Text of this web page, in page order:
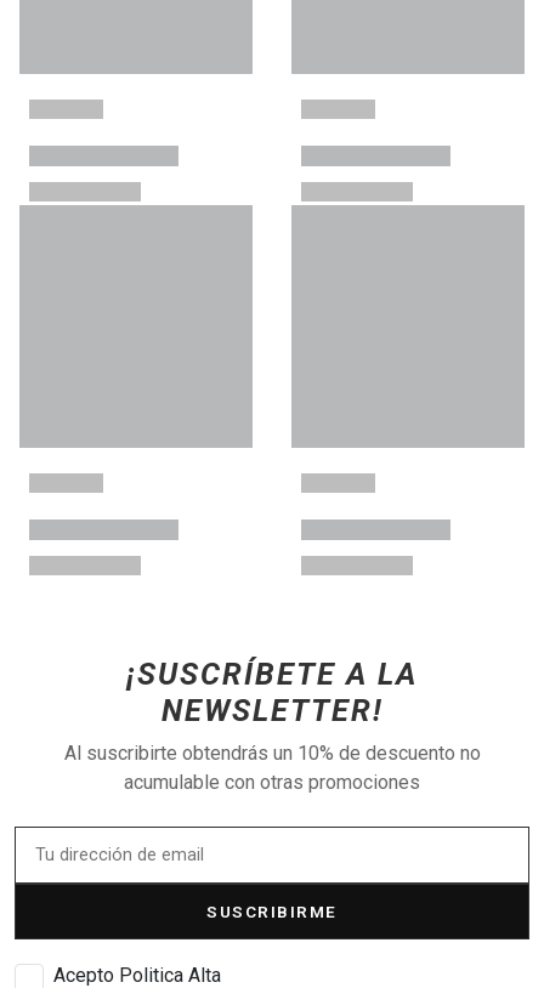
¡SUSCRÍBETE A LA
NEWSLETTER!
Al suscribirte obtendrás un 10% de descuento no
acumulable con otras promociones
SUSCRIBIRME
Acepto Politica Alta